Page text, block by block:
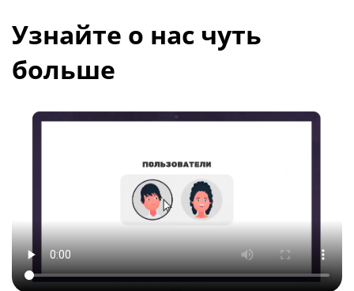
Узнайте о нас чуть
больше